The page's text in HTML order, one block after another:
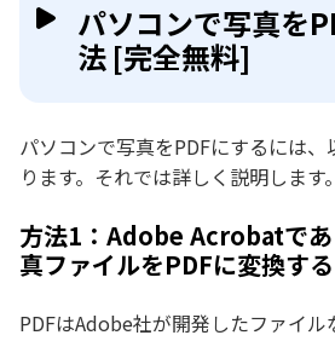
パソコンで写真を
法 [完全無料]
パソコンで写真をPDFにするには
ります。それでは詳しく説明します。
方法1：Adobe Acrobatで
真ファイルをPDFに変換する
PDFはAdobe社が開発したファイ